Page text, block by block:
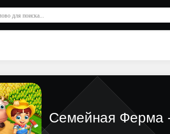
Семейная Ферма